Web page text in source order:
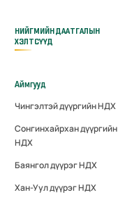
НИЙГМИЙН ДААТГАЛЫН
ХЭЛТСҮҮД
Аймгууд
Чингэлтэй дүүргийн НДХ
Сонгинхайрхан дүүргийн
НДХ
Баянгол дүүрэг НДХ
Хан-Уул дүүрэг НДХ